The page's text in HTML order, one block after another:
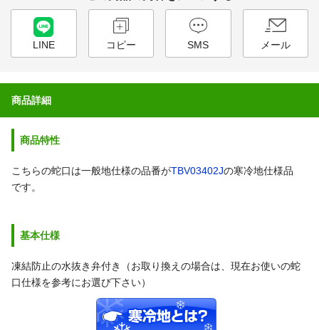
LINE コピー SMS メール
商品詳細
商品特性
こちらの蛇口は一般地仕様の品番がTBV03402Jの寒冷地仕様品
です。
基本仕様
凍結防止の水抜き弁付き（お取り換えの場合は、現在お使いの蛇
口仕様を参考にお選び下さい）